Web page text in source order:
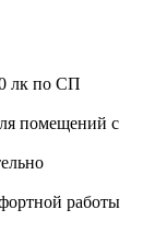
лк по СП
помещений с
работы